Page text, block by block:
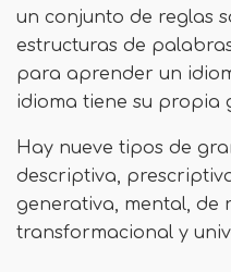
un conjunto de reglas
estructuras de
para aprender un
idioma tiene su propia
Hay nueve tipos de
descriptiva,
generativa, mental, de
transformacional y